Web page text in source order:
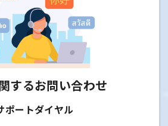
するお問い合わせ
ポートダイヤル